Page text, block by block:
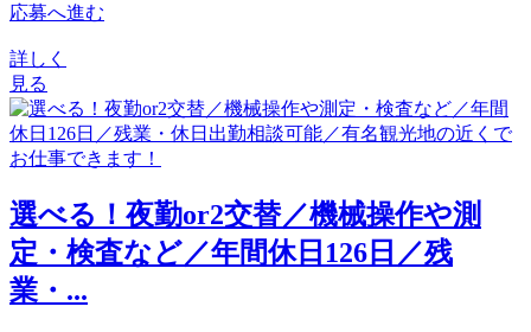
応募へ進む
詳しく
見る
選べる！夜勤or2交替／機械操作や測
定・検査など／年間休日126日／残
業・...